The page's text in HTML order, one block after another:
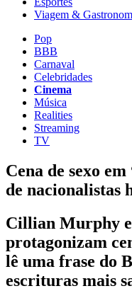
Viagem &
Pop
BBB
Carnaval
Celebridades
Cinema
Música
Realities
Streaming
TV
Cena de sexo
de nacionalistas
Cillian Murphy
protagonizam
lê uma frase do
escrituras mais